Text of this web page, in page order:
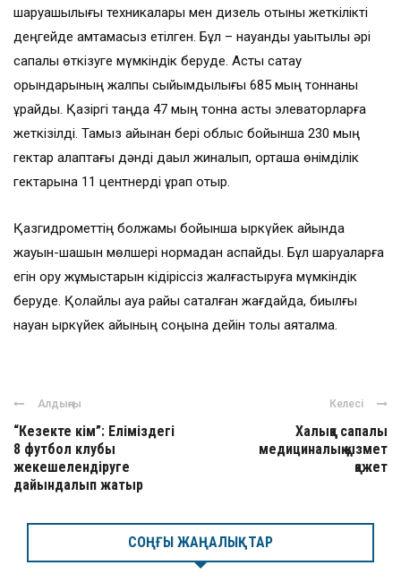
шаруашылығы техникалары мен дизель отыны жеткілікті
деңгейде қамтамасыз етілген. Бұл – науқанды уақытылы әрі
сапалы өткізуге мүмкіндік беруде. Астық сақтау
орындарының жалпы сыйымдылығы 685 мың тоннаны
құрайды. Қазіргі таңда 47 мың тонна астық элеваторларға
жеткізілді. Тамыз айынан бері облыс бойынша 230 мың
гектар алқаптағы дәнді дақыл жиналып, орташа өнімділік
гектарына 11 центнерді құрап отыр.
Қазгидрометтің болжамы бойынша қыркүйек айында
жауын-шашын мөлшері нормадан аспайды. Бұл шаруаларға
егін ору жұмыстарын кідіріссіз жалғастыруға мүмкіндік
беруде. Қолайлы ауа райы сақталған жағдайда, биылғы
науқан қыркүйек айының соңына дейін толық аяқталмақ.
Алдыңғы
“Кезекте кім”: Еліміздегі
8 футбол клубы
жекешелендіруге
дайындалып жатыр
Келесі
Халыққа сапалы
медициналық қызмет
қажет
СОҢҒЫ ЖАҢАЛЫҚТАР